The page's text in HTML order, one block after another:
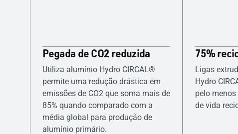
Pegada de CO2 reduzida
Utiliza alumínio Hydro CIRCAL®
permite uma redução drástica em
emissões de CO2 que soma mais de
85% quando comparado com a
média global para produção de
alumínio primário.
75%
Ligas
Hydro
pelo
de vida